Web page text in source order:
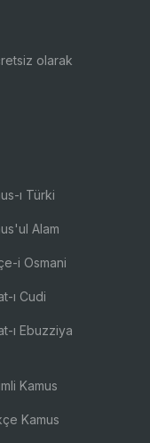
olarak
ı Türki
Alam
i Osmani
ı Cudi
ı Ebuzziya
Kamus
Kamus